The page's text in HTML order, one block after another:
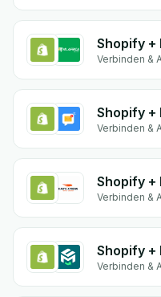
Shopify +
Verbinden &
Verbinden &
Shopify +
Verbinden &
Shopify +
Verbinden &